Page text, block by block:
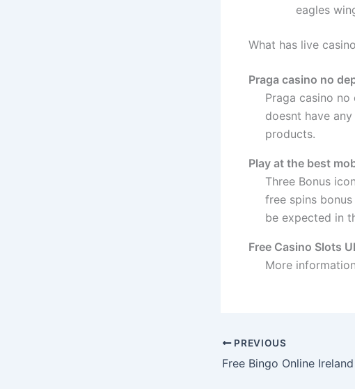
eagles
What has live
Praga casino no
Praga casino
doesnt have
products.
Play at the best
Three Bonus
free spins
be expected in
Free Casino Slots
More
PREVIOUS
Free Bingo Online Ireland